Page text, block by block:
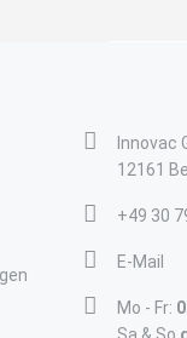
Innovac
12161
+49 30
E-Mail
Mo - Fr:
Sa & So